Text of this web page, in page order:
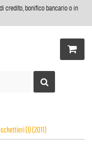
credito, bonifico bancario o in
(I) (2011)